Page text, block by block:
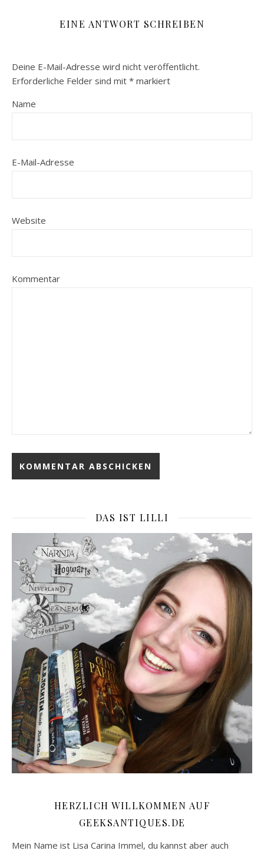
EINE ANTWORT SCHREIBEN
Deine E-Mail-Adresse wird nicht veröffentlicht.
Erforderliche Felder sind mit * markiert
Name
E-Mail-Adresse
Website
Kommentar
DAS IST LILLI
HERZLICH WILLKOMMEN AUF
GEEKSANTIQUES.DE
Mein Name ist Lisa Carina Immel, du kannst aber auch